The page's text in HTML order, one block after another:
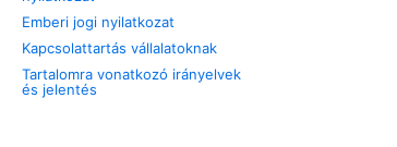
Emberi jogi nyilatkozat
Kapcsolattartás vállalatoknak
Tartalomra vonatkozó irányelvek
és jelentés